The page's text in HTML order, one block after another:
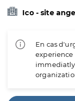
Ico - site
En cas
experience
immediatly